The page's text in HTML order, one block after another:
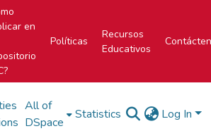
en
Políticas
Recursos
Educativos
All of
DSpace
Statistics Log In